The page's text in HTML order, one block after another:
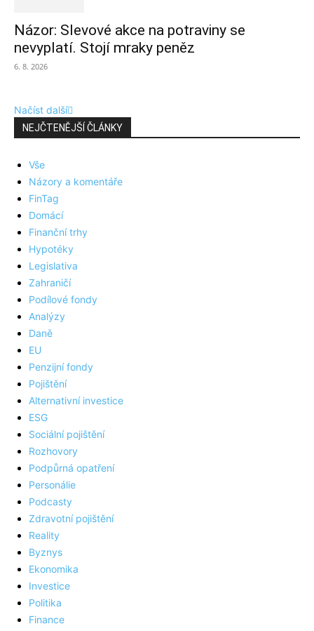
Názor: Slevové akce na potraviny se
nevyplatí. Stojí mraky peněz
6. 8. 2026
Načíst další
NEJČTENĚJŠÍ ČLÁNKY
Vše
Názory a komentáře
FinTag
Domácí
Finanční trhy
Hypotéky
Legislativa
Zahraničí
Podílové fondy
Analýzy
Daně
EU
Penzijní fondy
Pojištění
Alternativní investice
ESG
Sociální pojištění
Rozhovory
Podpůrná opatření
Personálie
Podcasty
Zdravotní pojištění
Reality
Byznys
Ekonomika
Investice
Politika
Finance